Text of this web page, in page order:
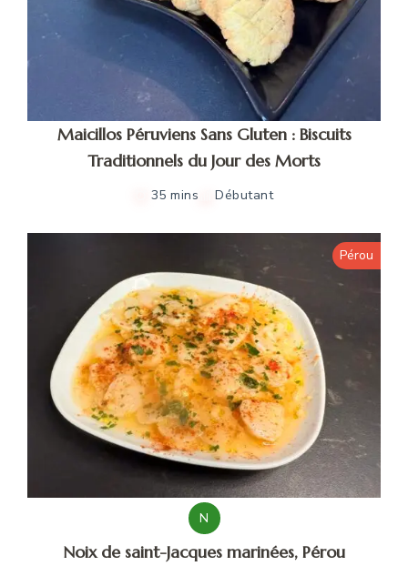
Maicillos Péruviens Sans Gluten : Biscuits
Traditionnels du Jour des Morts
35 mins Débutant
Pérou
N
Noix de saint-Jacques marinées, Pérou